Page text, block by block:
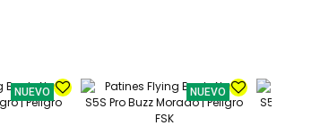
NUEVO NUEVO